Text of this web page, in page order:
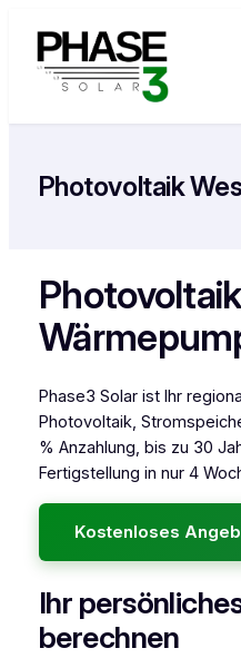
Inhalt
springen
Photovoltaik
Phase3 Solar ist Ihr
Photovoltaik,
% Anzahlung, bis zu 30
Fertigstellung in nur 4
Kostenloses
Ihr
berechnen